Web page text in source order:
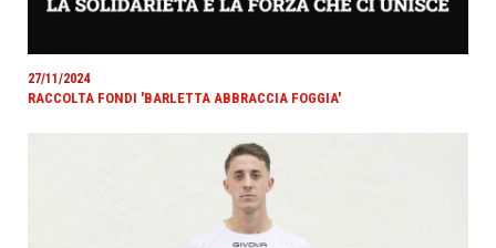
27/11/2024
RACCOLTA FONDI 'BARLETTA ABBRACCIA FOGGIA'